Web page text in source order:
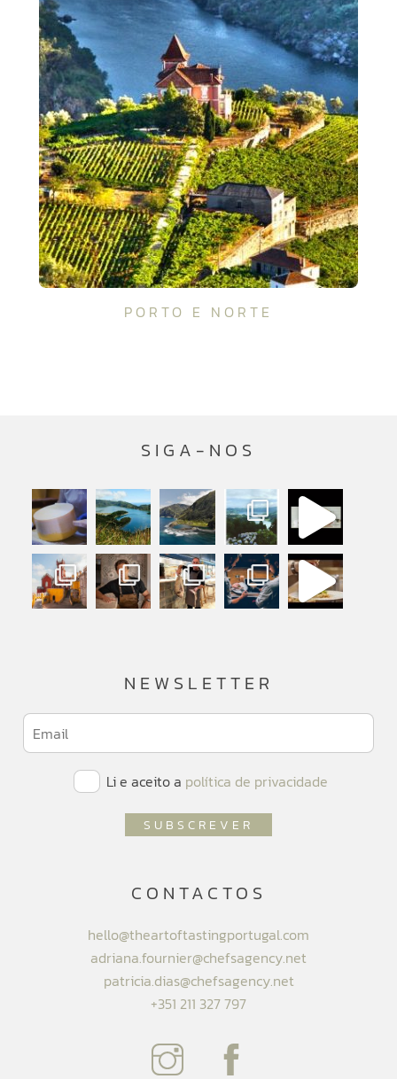
PORTO E NORTE
SIGA-NOS
NEWSLETTER
Li e aceito a política de privacidade
CONTACTOS
hello@theartoftastingportugal.com
adriana.fournier@chefsagency.net
patricia.dias@chefsagency.net
+351 211 327 797